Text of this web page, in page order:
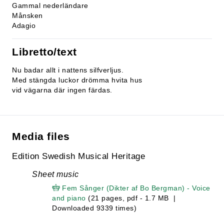
Gammal nederländare
Månsken
Adagio
Libretto/text
Nu badar allt i nattens silfverljus.
Med stängda luckor drömma hvita hus
vid vägarna där ingen färdas.
Media files
Edition Swedish Musical Heritage
Sheet music
Fem Sånger (Dikter af Bo Bergman) - Voice
and piano (21 pages, pdf - 1.7 MB |
Downloaded 9339 times)